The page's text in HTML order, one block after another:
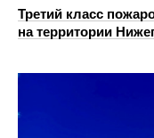
Третий класс
на территории